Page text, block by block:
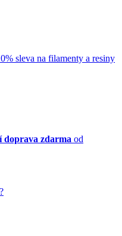
sleva na filamenty a resiny
doprava zdarma od